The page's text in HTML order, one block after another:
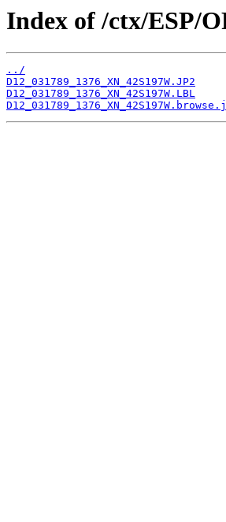
Index of /ctx/ESP/
../
D12_031789_1376_XN_42S197W.JP2
D12_031789_1376_XN_42S197W.LBL